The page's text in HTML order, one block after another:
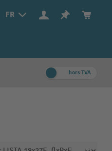
FR
hors TVA